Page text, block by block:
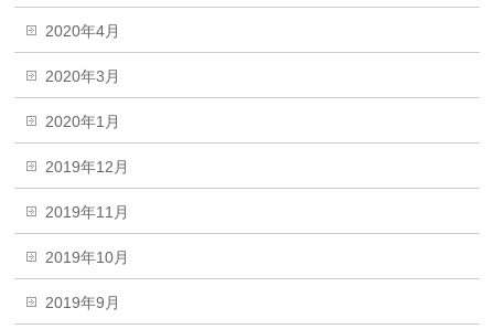
2020年4月
2020年3月
2020年1月
2019年12月
2019年11月
2019年10月
2019年9月